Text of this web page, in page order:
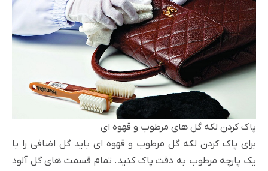
پاک کردن لکه گل های مرطوب و قهوه ای
برای پاک کردن لکه گل مرطوب و قهوه ای باید گل اضافی را با
یک پارچه مرطوب به دقت پاک کنید. تمام قسمت های گل آلود